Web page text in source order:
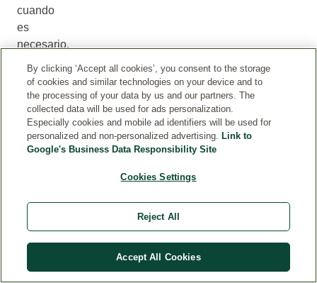
cuando
es
necesario.
casos
raros,
información
en
etiquetado
del
By clicking ‘Accept all cookies’, you consent to the storage
of cookies and similar technologies on your device and to
the processing of your data by us and our partners. The
collected data will be used for ads personalization.
Especially cookies and mobile ad identifiers will be used for
personalized and non-personalized advertising. Link to
Google's Business Data Responsibility Site
Cookies Settings
Reject All
Accept All Cookies